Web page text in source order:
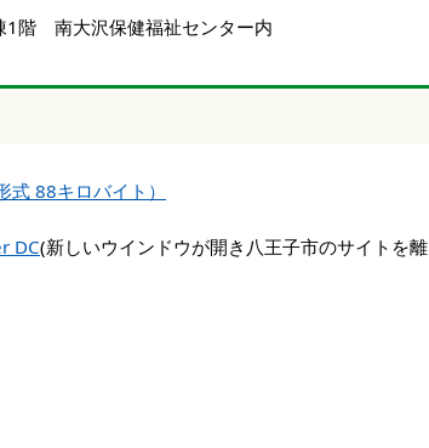
階 南大沢保健福祉センター内
88キロバイト）
DC(新しいウインドウが開き八王子市のサイトを離